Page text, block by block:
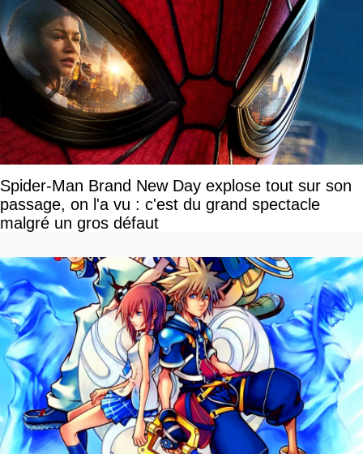
Spider-Man Brand New Day explose tout sur son
passage, on l'a vu : c'est du grand spectacle
malgré un gros défaut